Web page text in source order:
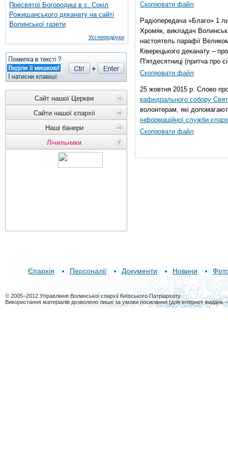
Пресвятої Богородиці в с. Сокіл
Рожищанського деканату на сайті
Волинської газети
Усі передруки
Сайт нашої Церкви
Сайти нашої єпархії
Наші банери
Лічильники
Скопіювати файл
Радіопередача «Благо» 1
Хромяк, викладач
настоятель парафії
Ківерецького деканату –
П’ятдесятниці (притча про
Скопіювати файл
25 жовтня 2015 р. Слово
кафедрального собору
волонтерам, які
інформаційної служби
Скопіювати файл
Єпархія Персоналії Документи Новини
© 2005–2012 Управління Волинської єпархії Київського Патріархату
Використання матеріалів дозволено лише за умови посилання (для інтернет-видань